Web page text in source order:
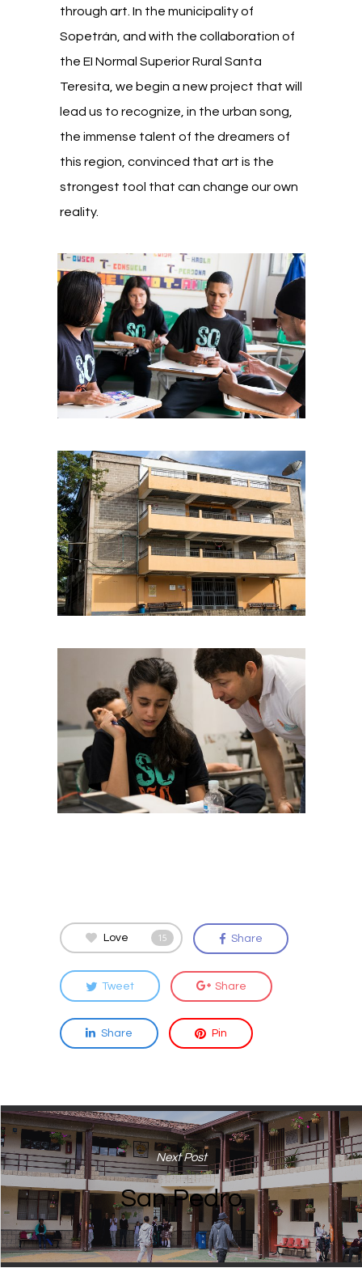
through art. In the municipality of
Sopetrán, and with the collaboration of
the EI Normal Superior Rural Santa
Teresita, we begin a new project that will
lead us to recognize, in the urban song,
the immense talent of the dreamers of
this region, convinced that art is the
strongest tool that can change our own
reality.
Love 15 Share
Tweet Share
Share Pin
Next Post
San Pedro